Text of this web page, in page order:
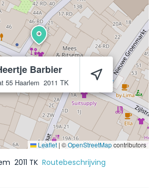
Barbier
55 Haarlem 2011 TK
Leaflet | ©OpenStreetMapcontributors
2011 TK Routebeschrijving